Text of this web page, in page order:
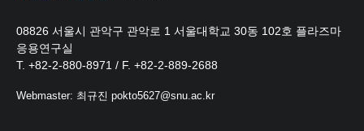
08826 서울시 관악구 관악로 1 서울대학교 30동 102호 플라즈마
응용연구실
T. +82-2-880-8971 / F. +82-2-889-2688
Webmaster: 최규진 pokto5627@snu.ac.kr